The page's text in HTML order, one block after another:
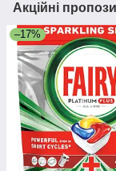
Акційні
–17%